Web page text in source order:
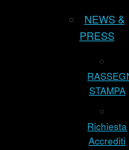
NEWS &
PRESS
STAMPA
Richiesta
Accrediti